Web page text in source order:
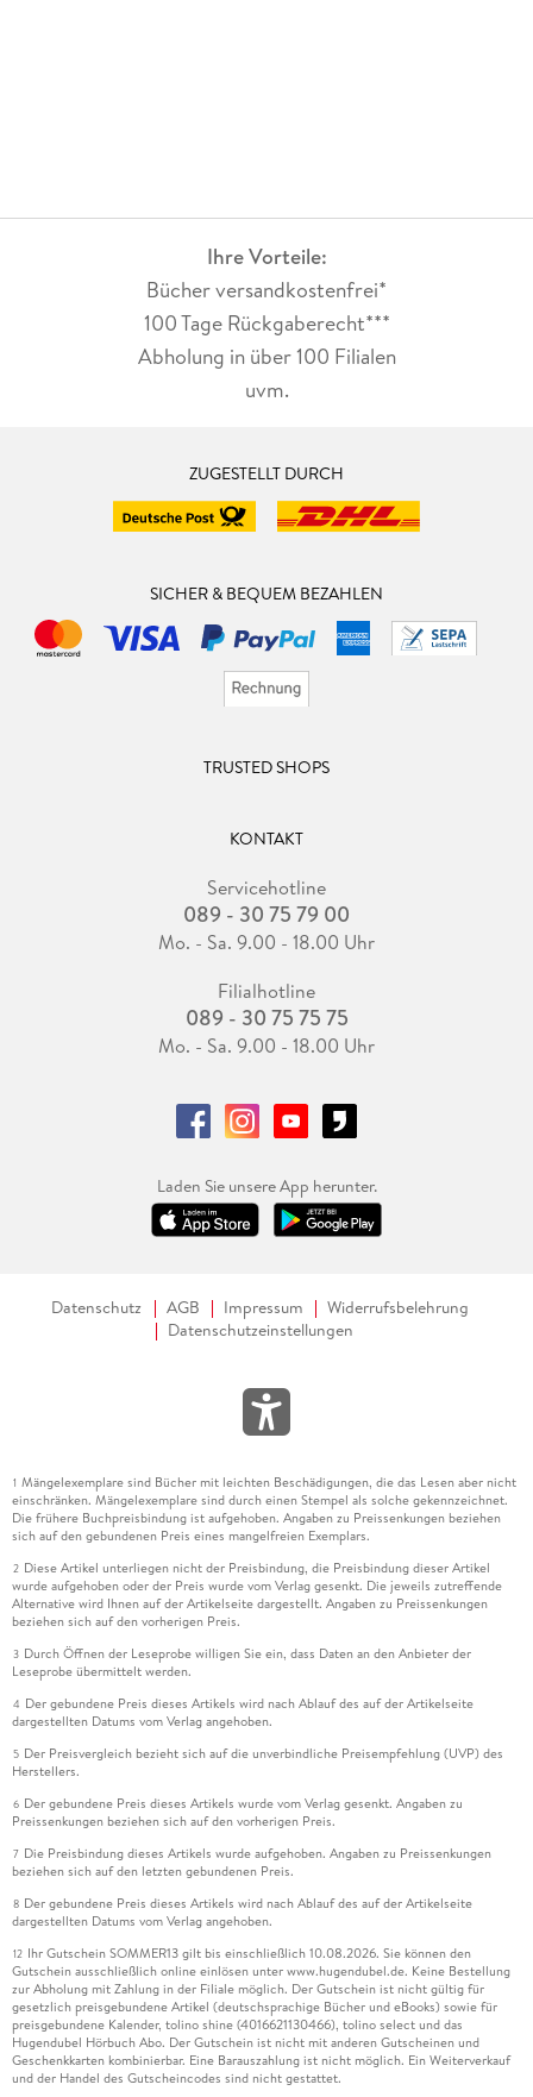
Ihre Vorteile:
Bücher versandkostenfrei*
100 Tage Rückgaberecht***
Abholung in über 100 Filialen
uvm.
ZUGESTELLT DURCH
SICHER & BEQUEM BEZAHLEN
TRUSTED SHOPS
KONTAKT
Servicehotline
089 - 30 75 79 00
Mo. - Sa. 9.00 - 18.00 Uhr
Filialhotline
089 - 30 75 75 75
Mo. - Sa. 9.00 - 18.00 Uhr
Laden Sie unsere App herunter.
Datenschutz AGB Impressum
Widerrufsbelehrung
Datenschutzeinstellungen
1 Mängelexemplare sind Bücher mit leichten Beschädigungen, die das Lesen aber nicht
einschränken. Mängelexemplare sind durch einen Stempel als solche gekennzeichnet.
Die frühere Buchpreisbindung ist aufgehoben. Angaben zu Preissenkungen beziehen
sich auf den gebundenen Preis eines mangelfreien Exemplars.
2 Diese Artikel unterliegen nicht der Preisbindung, die Preisbindung dieser Artikel
wurde aufgehoben oder der Preis wurde vom Verlag gesenkt. Die jeweils zutreffende
Alternative wird Ihnen auf der Artikelseite dargestellt. Angaben zu Preissenkungen
beziehen sich auf den vorherigen Preis.
3 Durch Öffnen der Leseprobe willigen Sie ein, dass Daten an den Anbieter der
Leseprobe übermittelt werden.
4 Der gebundene Preis dieses Artikels wird nach Ablauf des auf der Artikelseite
dargestellten Datums vom Verlag angehoben.
5 Der Preisvergleich bezieht sich auf die unverbindliche Preisempfehlung (UVP) des
Herstellers.
6 Der gebundene Preis dieses Artikels wurde vom Verlag gesenkt. Angaben zu
Preissenkungen beziehen sich auf den vorherigen Preis.
7 Die Preisbindung dieses Artikels wurde aufgehoben. Angaben zu Preissenkungen
beziehen sich auf den letzten gebundenen Preis.
8 Der gebundene Preis dieses Artikels wird nach Ablauf des auf der Artikelseite
dargestellten Datums vom Verlag angehoben.
12 Ihr Gutschein SOMMER13 gilt bis einschließlich 10.08.2026. Sie können den
Gutschein ausschließlich online einlösen unter www.hugendubel.de. Keine Bestellung
zur Abholung mit Zahlung in der Filiale möglich. Der Gutschein ist nicht gültig für
gesetzlich preisgebundene Artikel (deutschsprachige Bücher und eBooks) sowie für
preisgebundene Kalender, tolino shine (4016621130466), tolino select und das
Hugendubel Hörbuch Abo. Der Gutschein ist nicht mit anderen Gutscheinen und
Geschenkkarten kombinierbar. Eine Barauszahlung ist nicht möglich. Ein Weiterverkauf
und der Handel des Gutscheincodes sind nicht gestattet.